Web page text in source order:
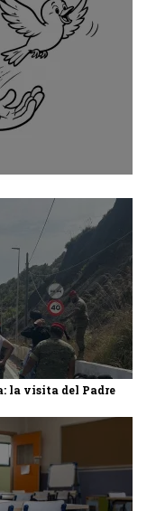
la visita del Padre